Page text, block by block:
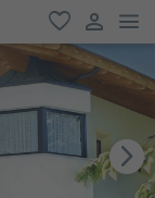
favoriti
user link